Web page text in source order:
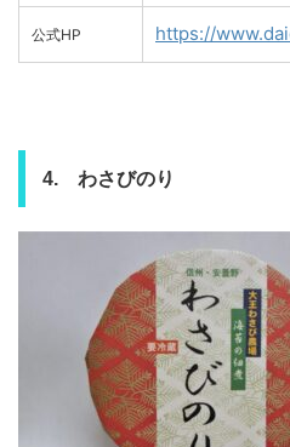
公式HP https://
4. わさびのり